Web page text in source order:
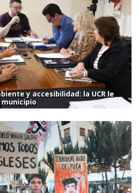
y accesibilidad: la UCR le